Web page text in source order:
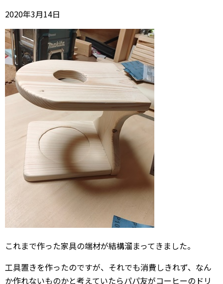
2020年3月14日
これまで作った家具の端材が結構溜まってきました。
工具置きを作ったのですが、それでも消費しきれず、なん
か作れないものかと考えていたらパパ友がコーヒーのドリ